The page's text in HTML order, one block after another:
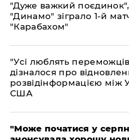
"Дуже важкий поєдинок",
"Динамо" зіграло 1-й
"Карабахом"
"Усі люблять
дізналося про
розвідінформацією між
США
"Може початися у